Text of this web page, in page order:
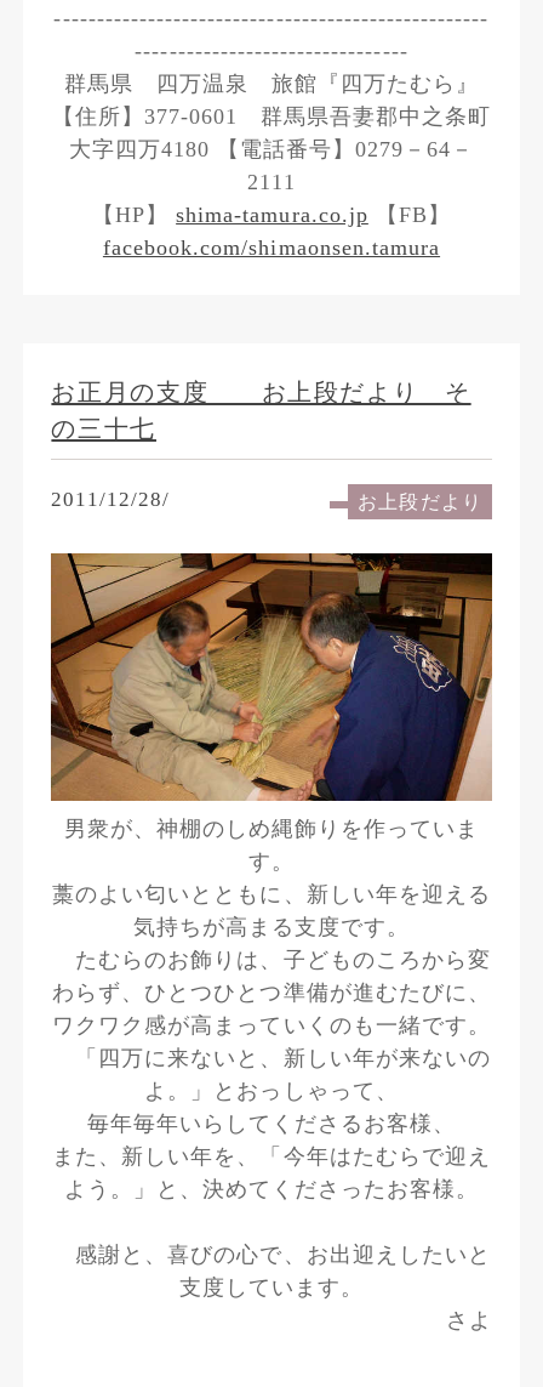
---------------------------------------------------
--------------------------------
群馬県 四万温泉 旅館『四万たむら』
【住所】377-0601 群馬県吾妻郡中之条町
大字四万4180 【電話番号】0279－64－
2111
【HP】shima-tamura.co.jp 【FB】
facebook.com/shimaonsen.tamura
お正月の支度 お上段だより そ
の三十七
2011/12/28/ お上段だより
男衆が、神棚のしめ縄飾りを作っていま
す。
藁のよい匂いとともに、新しい年を迎える
気持ちが高まる支度です。
たむらのお飾りは、子どものころから変
わらず、ひとつひとつ準備が進むたびに、
ワクワク感が高まっていくのも一緒です。
「四万に来ないと、新しい年が来ないの
よ。」とおっしゃって、
毎年毎年いらしてくださるお客様、
また、新しい年を、「今年はたむらで迎え
よう。」と、決めてくださったお客様。
感謝と、喜びの心で、お出迎えしたいと
支度しています。
さよ